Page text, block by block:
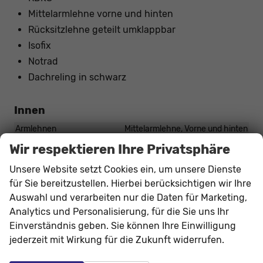
Mittelarmlehne vorne und hinten
Rücksitzlehne geteilt umklappbar
Isofix
Notrad
Dachreling in schwarz
Innen
Armlehnen
Mittelarmlehne, Vorne und hinten
Fensterheber
elektrisch 4-fach
Klimatisierung
2-Zonen-Klimaautomatik
Lenkrad
in Leder, höhenverstellbar, mit Multifunktionen, mit
Lenkradheizung
Isofix (Kindersitzbefestigung), Rücksitzbank hinten geteilt,
Wir respektieren Ihre Privatsphäre
Unsere Website setzt Cookies ein, um unsere Dienste
für Sie bereitzustellen. Hierbei berücksichtigen wir Ihre
Auswahl und verarbeiten nur die Daten für Marketing,
Analytics und Personalisierung, für die Sie uns Ihr
Einverständnis geben. Sie können Ihre Einwilligung
jederzeit mit Wirkung für die Zukunft widerrufen.